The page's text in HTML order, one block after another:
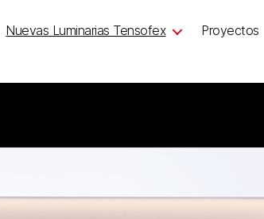
Nuevas Luminarias Tensofex Proyectos